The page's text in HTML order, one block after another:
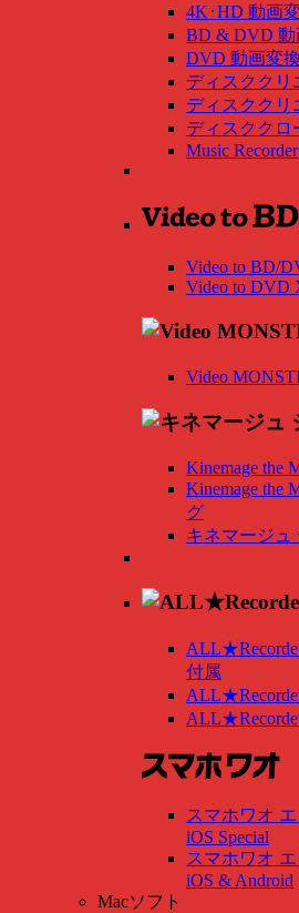
4K･HD 動画
BD & DVD 動
DVD 動画変
ディスククリ
ディスククリ
ディスククロ
Music Recorder
Video to BD/
Video to DVD
Video
Kinemage the
Kinemage the
グ
キネマージュ
付属
スマホワオ
iOS Special
スマホワオ
iOS & Android
Macソフト